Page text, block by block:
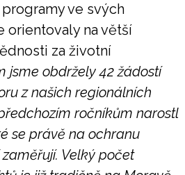
ve svých
orientovaly na větší
za životní
jsme obdržely 42 žádostí
z našich regionálních
ročníkům narostl
se právě na ochranu
Velký počet